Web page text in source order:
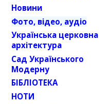
Новини
Фото, відео, аудіо
Українська церковна
архітектура
Сад Українського
Модерну
БІБЛІОТЕКА
НОТИ